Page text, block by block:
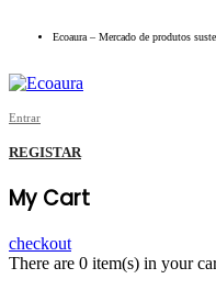
Ecoaura – Mercado de produtos
Entrar
REGISTAR
My Cart
checkout
There are 0 item(s) in your